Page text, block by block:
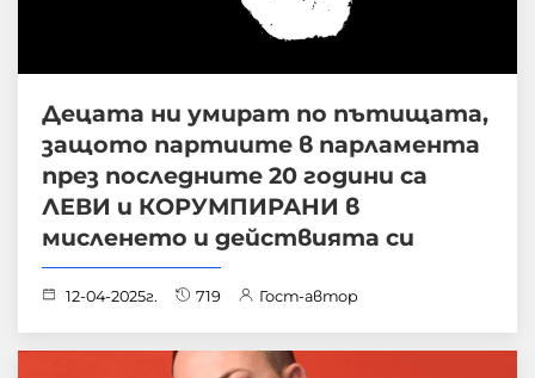
Децата ни умират по пътищата,
защото партиите в парламента
през последните 20 години са
ЛЕВИ и КОРУМПИРАНИ в
мисленето и действията си
12-04-2025г. 719 Гост-автор